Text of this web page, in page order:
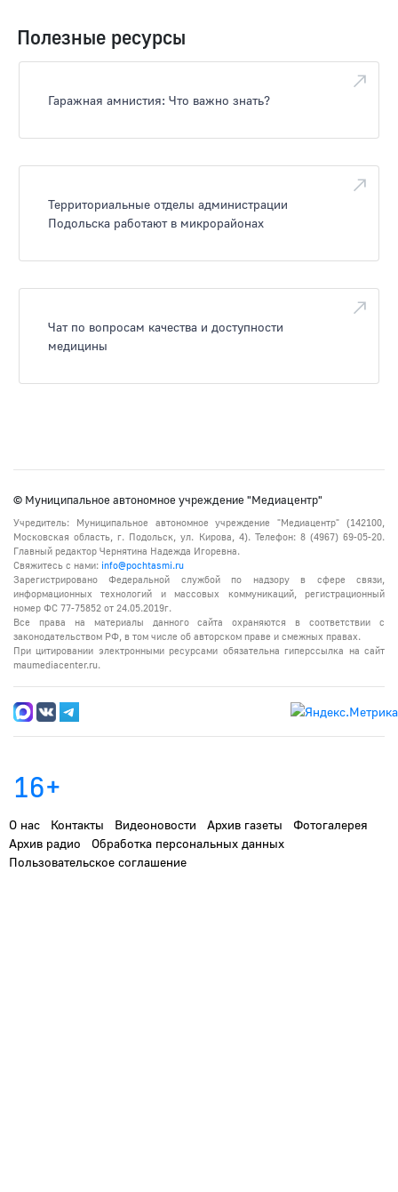
Полезные ресурсы
Гаражная амнистия: Что важно знать?
Территориальные отделы администрации
Подольска работают в микрорайонах
Чат по вопросам качества и доступности
медицины
© Муниципальное автономное учреждение "Медиацентр"
Учредитель: Муниципальное автономное учреждение "Медиацентр" (142100,
Московская область, г. Подольск, ул. Кирова, 4). Телефон: 8 (4967) 69-05-20.
Главный редактор Чернятина Надежда Игоревна.
Свяжитесь с нами: info@pochtasmi.ru
Зарегистрировано Федеральной службой по надзору в сфере связи,
информационных технологий и массовых коммуникаций, регистрационный
номер ФС 77-75852 от 24.05.2019г.
Все права на материалы данного сайта охраняются в соответствии с
законодательством РФ, в том числе об авторском праве и смежных правах.
При цитировании электронными ресурсами обязательна гиперссылка на сайт
maumediacenter.ru.
16+
О нас Контакты Видеоновости Архив газеты
Фотогалерея
Архив радио
Обработка персональных данных
Пользовательское соглашение